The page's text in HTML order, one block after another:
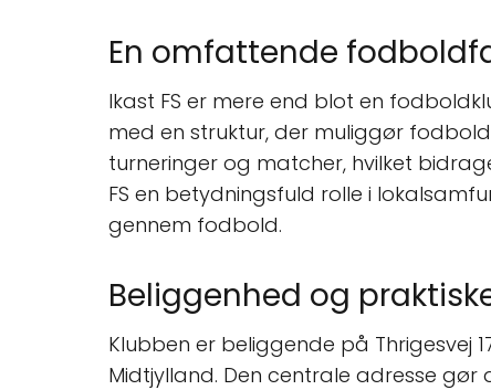
En omfattende
Ikast FS er mere end blot en
med en struktur, der muliggør
turneringer og matcher, hvilket
FS en betydningsfuld rolle i
gennem fodbold.
Beliggenhed og
Klubben er beliggende på Thrigesvej
Midtjylland. Den centrale adresse